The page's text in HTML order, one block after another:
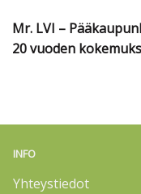
Mr. LVI –
20 vuoden
INFO
Yhteystiedot